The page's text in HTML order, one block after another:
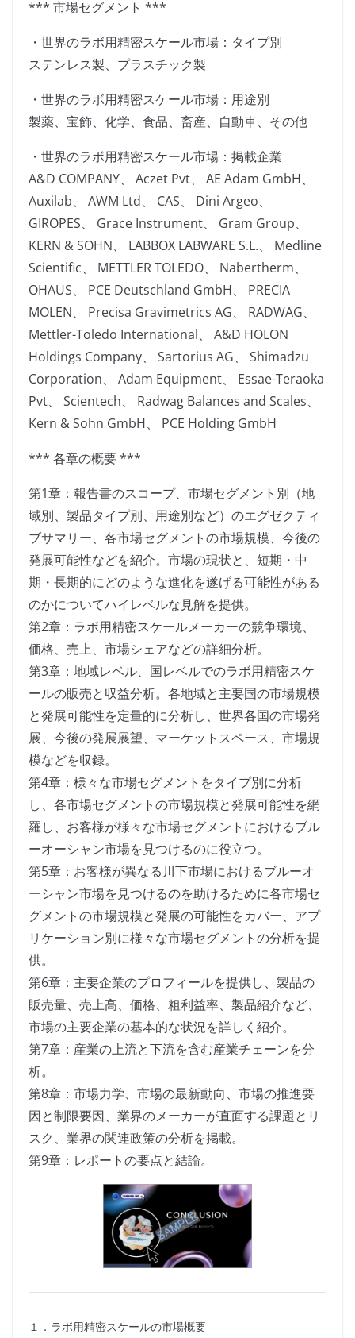
*** 市場セグメント ***
・世界のラボ用精密スケール市場：タイプ別
ステンレス製、プラスチック製
・世界のラボ用精密スケール市場：用途別
製薬、宝飾、化学、食品、畜産、自動車、その他
・世界のラボ用精密スケール市場：掲載企業
A&D COMPANY、 Aczet Pvt、 AE Adam GmbH、
Auxilab、 AWM Ltd、 CAS、 Dini Argeo、
GIROPES、 Grace Instrument、 Gram Group、
KERN & SOHN、 LABBOX LABWARE S.L.、 Medline
Scientific、 METTLER TOLEDO、 Nabertherm、
OHAUS、 PCE Deutschland GmbH、 PRECIA
MOLEN、 Precisa Gravimetrics AG、 RADWAG、
Mettler-Toledo International、 A&D HOLON
Holdings Company、 Sartorius AG、 Shimadzu
Corporation、 Adam Equipment、 Essae-Teraoka
Pvt、 Scientech、 Radwag Balances and Scales、
Kern & Sohn GmbH、 PCE Holding GmbH
*** 各章の概要 ***
第1章：報告書のスコープ、市場セグメント別（地
域別、製品タイプ別、用途別など）のエグゼクティ
ブサマリー、各市場セグメントの市場規模、今後の
発展可能性などを紹介。市場の現状と、短期・中
期・長期的にどのような進化を遂げる可能性がある
のかについてハイレベルな見解を提供。
第2章：ラボ用精密スケールメーカーの競争環境、
価格、売上、市場シェアなどの詳細分析。
第3章：地域レベル、国レベルでのラボ用精密スケ
ールの販売と収益分析。各地域と主要国の市場規模
と発展可能性を定量的に分析し、世界各国の市場発
展、今後の発展展望、マーケットスペース、市場規
模などを収録。
第4章：様々な市場セグメントをタイプ別に分析
し、各市場セグメントの市場規模と発展可能性を網
羅し、お客様が様々な市場セグメントにおけるブル
ーオーシャン市場を見つけるのに役立つ。
第5章：お客様が異なる川下市場におけるブルーオ
ーシャン市場を見つけるのを助けるために各市場セ
グメントの市場規模と発展の可能性をカバー、アプ
リケーション別に様々な市場セグメントの分析を提
供。
第6章：主要企業のプロフィールを提供し、製品の
販売量、売上高、価格、粗利益率、製品紹介など、
市場の主要企業の基本的な状況を詳しく紹介。
第7章：産業の上流と下流を含む産業チェーンを分
析。
第8章：市場力学、市場の最新動向、市場の推進要
因と制限要因、業界のメーカーが直面する課題とリ
スク、業界の関連政策の分析を掲載。
第9章：レポートの要点と結論。
１．ラボ用精密スケールの市場概要